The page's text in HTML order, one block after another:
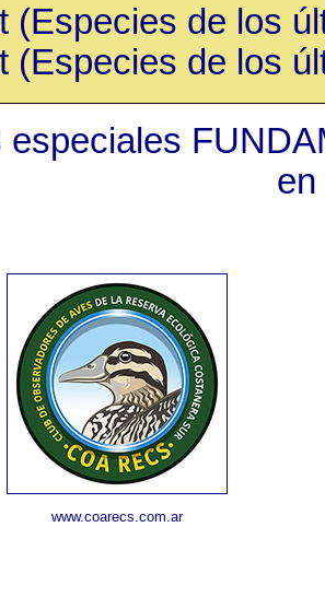
(Especies de los
(Especies de los
especiales
www.coarecs.com.ar